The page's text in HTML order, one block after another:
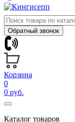
Обратный звонок
Корзина
0
0 руб.
Каталог товаров